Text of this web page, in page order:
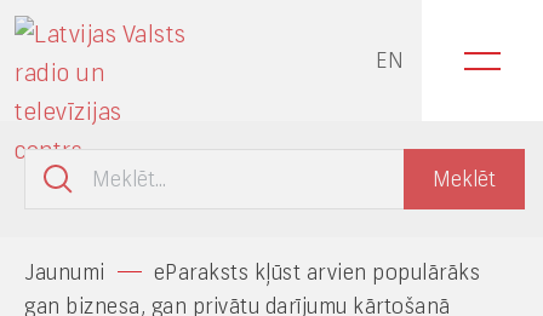
EN
Jaunumi
eParaksts kļūst arvien populārāks
gan biznesa, gan privātu darījumu kārtošanā